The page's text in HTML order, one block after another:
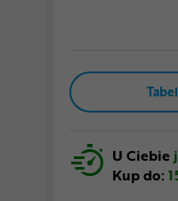
U Ciebie
Kup do: